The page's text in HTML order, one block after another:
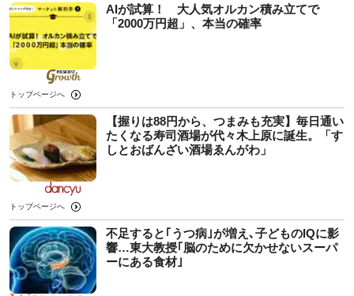
AIが試算！ 大人気オルカン積み立てで
「2000万円超」、本当の確率
トップページへ
【握りは88円から、つまみも充実】毎日通い
たくなる寿司酒場が代々木上原に誕生。「す
しとおばんざい酒場ゑんがわ」
トップページへ
不足すると｢うつ病｣が増え､子どものIQに影
響…東大教授｢脳のために欠かせないスーパ
ーにある食材｣